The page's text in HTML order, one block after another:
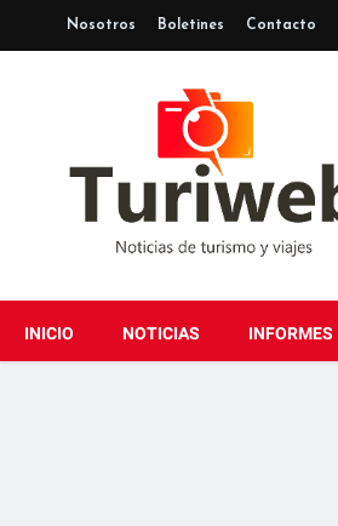
Nosotros Boletines Contacto
INICIO NOTICIAS INFORMES